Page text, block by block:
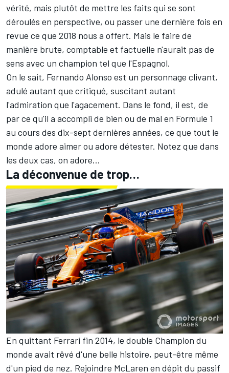
vérité, mais plutôt de mettre les faits qui se sont
déroulés en perspective, ou passer une dernière fois en
revue ce que 2018 nous a offert. Mais le faire de
manière brute, comptable et factuelle n'aurait pas de
sens avec un champion tel que l'Espagnol.
On le sait, Fernando Alonso est un personnage clivant,
adulé autant que critiqué, suscitant autant
l'admiration que l'agacement. Dans le fond, il est, de
par ce qu'il a accompli de bien ou de mal en Formule 1
au cours des dix-sept dernières années, ce que tout le
monde adore aimer ou adore détester. Notez que dans
les deux cas, on adore…
La déconvenue de trop…
En quittant Ferrari fin 2014, le double Champion du
monde avait rêvé d'une belle histoire, peut-être même
d'un pied de nez. Rejoindre McLaren en dépit du passif